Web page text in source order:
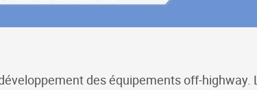
des équipements off-highway.